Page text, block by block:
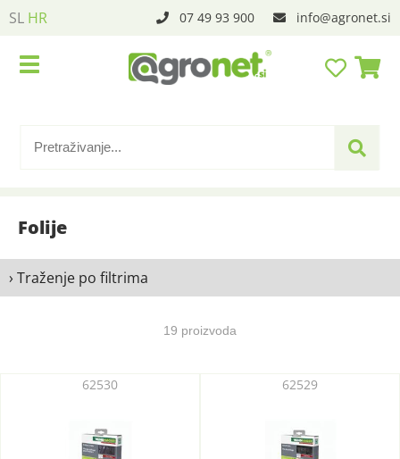
SL HR 07 49 93 900 info agronet.si
Folije
› Traženje po filtrima
19 proizvoda
62530 62529